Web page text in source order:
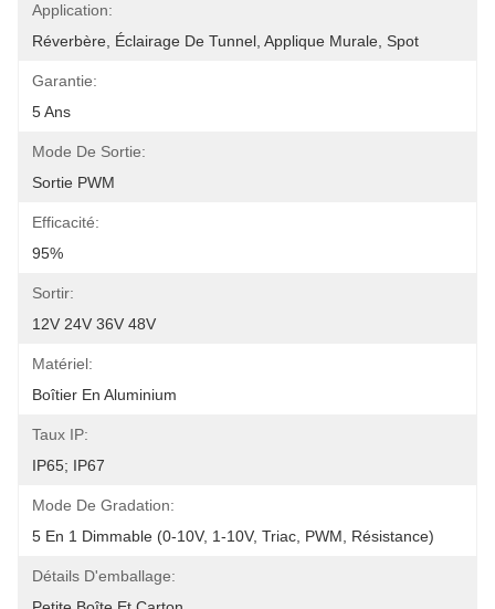
Application:
Réverbère, Éclairage De Tunnel, Applique Murale, Spot
Garantie:
5 Ans
Mode De Sortie:
Sortie PWM
Efficacité:
95%
Sortir:
12V 24V 36V 48V
Matériel:
Boîtier En Aluminium
Taux IP:
IP65; IP67
Mode De Gradation:
5 En 1 Dimmable (0-10V, 1-10V, Triac, PWM, Résistance)
Détails D'emballage: